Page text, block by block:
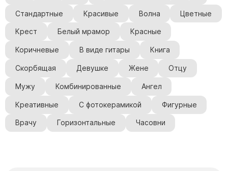
Стандартные Красивые Волна Цветные
Крест Белый мрамор Красные
Коричневые В виде гитары Книга
Скорбящая Девушке Жене Отцу
Мужу Комбинированные Ангел
Креативные С фотокерамикой Фигурные
Врачу Горизонтальные Часовни